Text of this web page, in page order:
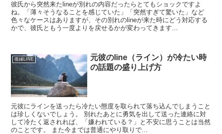
彼氏から突然来たlineが別れの内容だったらとてもショックですよ
ね。「薄々そうなることを感じていた」「突然すぎて驚いた」など
色々なケースはありますが、その別れのlineが来た時にどう対応する
かで、彼氏ともう一度よりを戻せるかが変わってきます...
復縁LINE
元彼のline（ライン）が冷たい時
の話題の盛り上げ方
元彼にラインを送ったら冷たい態度を取られて落ち込んでしまうこと
は珍しくないでしょう。 別れたあとに勇気を出して送った連絡に対
して冷たく返されれば、「嫌われている？」と不安に思うことは当然
のことです。 また今までは普通にやり取りで...